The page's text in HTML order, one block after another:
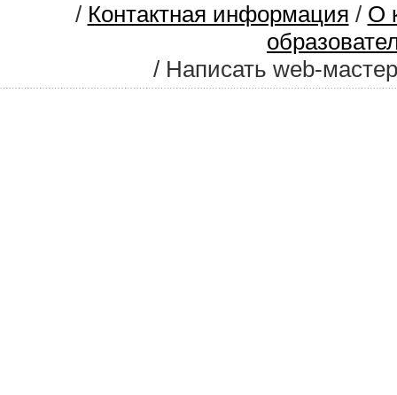
/ Контактная информация / О
/ Написать web-